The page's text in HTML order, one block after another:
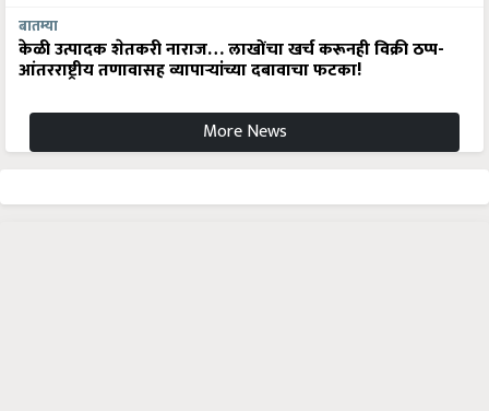
बातम्या
केळी उत्पादक शेतकरी नाराज… लाखोंचा खर्च करूनही विक्री ठप्प-
आंतरराष्ट्रीय तणावासह व्यापाऱ्यांच्या दबावाचा फटका!
More News